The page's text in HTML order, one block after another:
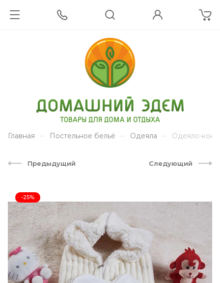
Главная Постельное бельё Одеяла Одеяло-
Предыдущий Следующий
-25%